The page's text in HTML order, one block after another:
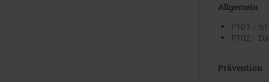
Allgemein
P101 -
P102 -
Prävention